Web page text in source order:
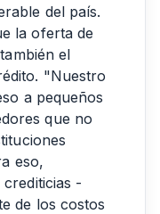
del país.
la oferta de
el
"Nuestro
a pequeños
que no
eso,
-
de los costos